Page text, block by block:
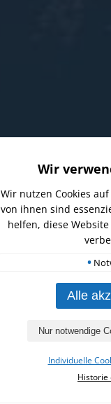
Wir
Wir nutzen Cookies
von ihnen sind
helfen, diese
•
Individuelle
Historie